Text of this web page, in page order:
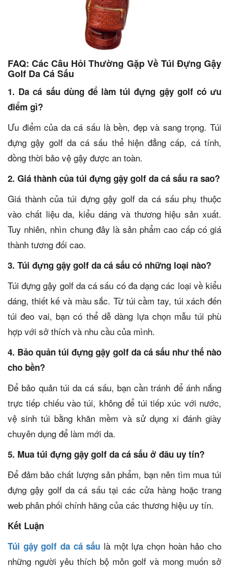
FAQ: Các Câu Hỏi Thường Gặp Về Túi Đựng Gậy
Golf Da Cá Sấu
1. Da cá sấu dùng để làm túi đựng gậy golf có ưu
điểm gì?
Ưu điểm của da cá sấu là bền, đẹp và sang trọng. Túi
đựng gậy golf da cá sấu thể hiện đẳng cấp, cá tính,
đồng thời bảo vệ gậy được an toàn.
2. Giá thành của túi đựng gậy golf da cá sấu ra sao?
Giá thành của túi đựng gậy golf da cá sấu phụ thuộc
vào chất liệu da, kiểu dáng và thương hiệu sản xuất.
Tuy nhiên, nhìn chung đây là sản phẩm cao cấp có giá
thành tương đối cao.
3. Túi đựng gậy golf da cá sấu có những loại nào?
Túi đựng gậy golf da cá sấu có đa dạng các loại về kiểu
dáng, thiết kế và màu sắc. Từ túi cầm tay, túi xách đến
túi đeo vai, bạn có thể dễ dàng lựa chọn mẫu túi phù
hợp với sở thích và nhu cầu của mình.
4. Bảo quản túi đựng gậy golf da cá sấu như thế nào
cho bền?
Để bảo quản túi da cá sấu, bạn cần tránh để ánh nắng
trực tiếp chiếu vào túi, không để túi tiếp xúc với nước,
vệ sinh túi bằng khăn mềm và sử dụng xi đánh giày
chuyên dụng để làm mới da.
5. Mua túi đựng gậy golf da cá sấu ở đâu uy tín?
Để đảm bảo chất lượng sản phẩm, bạn nên tìm mua túi
đựng gậy golf da cá sấu tại các cửa hàng hoặc trang
web phân phối chính hãng của các thương hiệu uy tín.
Kết Luận
Túi gậy golf da cá sấu là một lựa chọn hoàn hảo cho
những người yêu thích bộ môn golf và mong muốn sở